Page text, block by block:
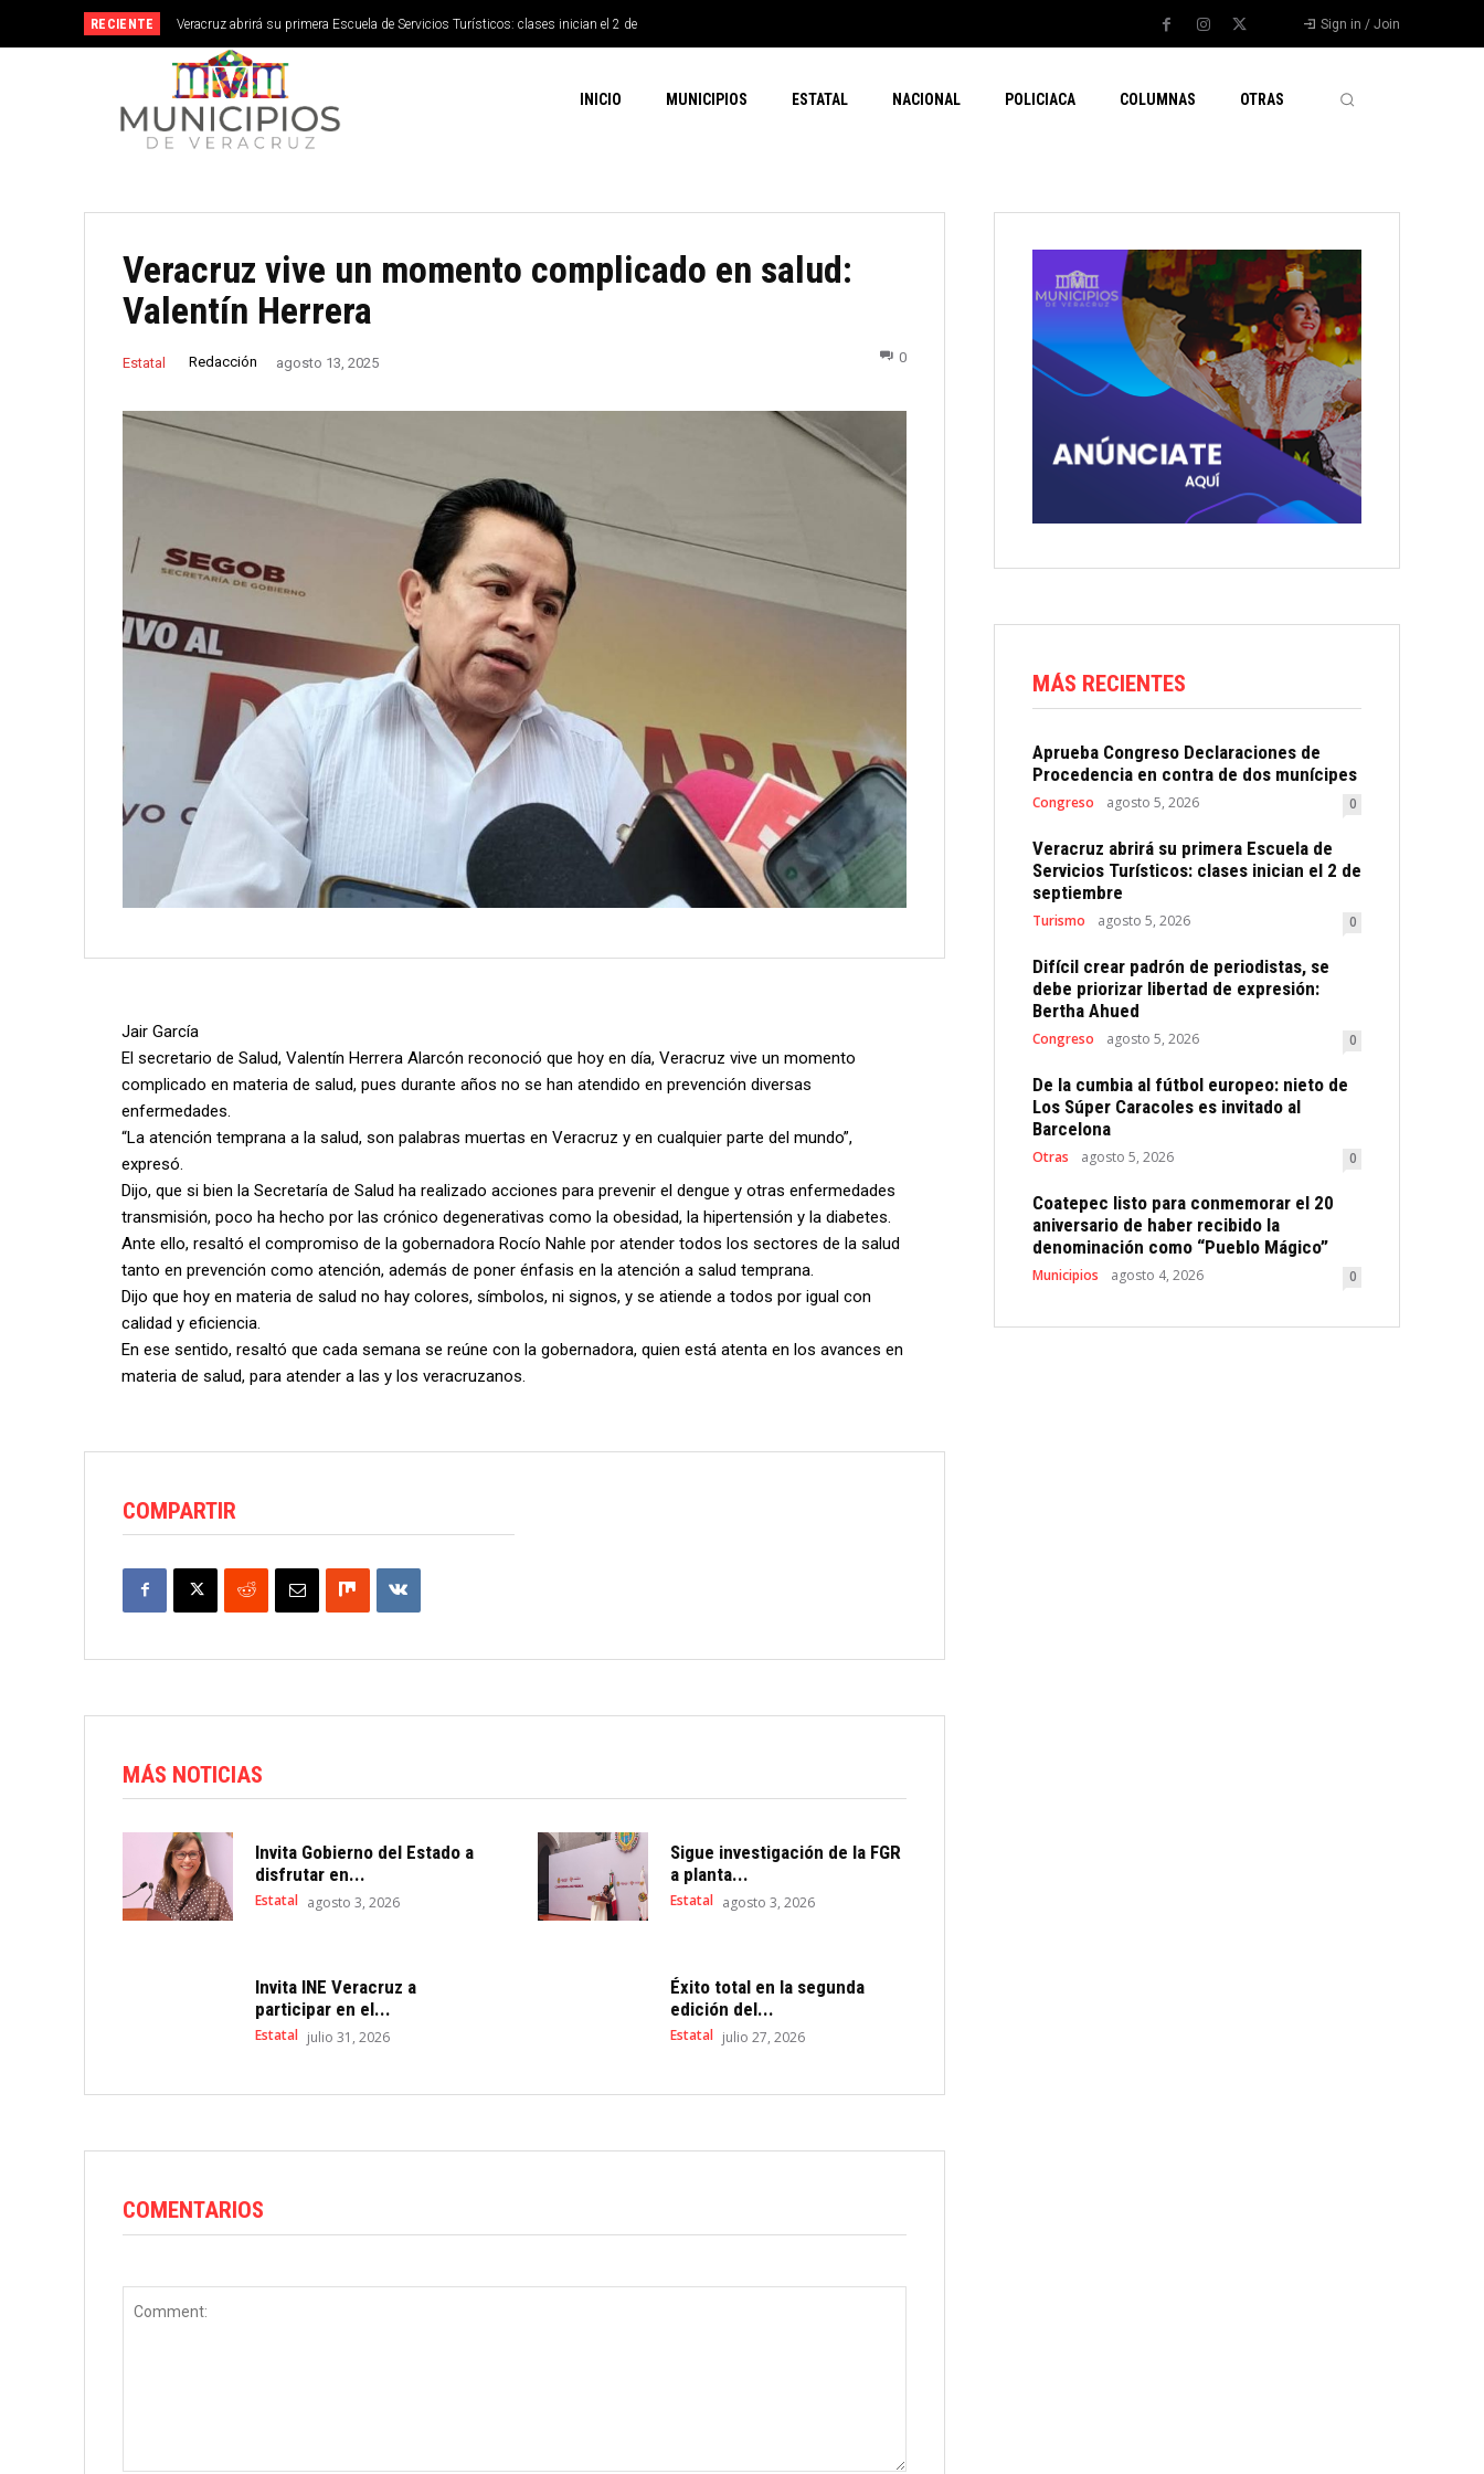
RECIENTE
Veracruz abrirá su primera Escuela de Servicios Turísticos: clases inician el 2 de
septiembre
Sign in / Join
INICIO MUNICIPIOS ESTATAL NACIONAL POLICIACA COLUMNAS OTRAS
Veracruz vive un momento complicado en salud:
Valentín Herrera
Estatal Redacción agosto 13, 2025 0
Jair García
El secretario de Salud, Valentín Herrera Alarcón reconoció que hoy en día, Veracruz vive un momento
complicado en materia de salud, pues durante años no se han atendido en prevención diversas
enfermedades.
“La atención temprana a la salud, son palabras muertas en Veracruz y en cualquier parte del mundo”,
expresó.
Dijo, que si bien la Secretaría de Salud ha realizado acciones para prevenir el dengue y otras enfermedades
transmisión, poco ha hecho por las crónico degenerativas como la obesidad, la hipertensión y la diabetes.
Ante ello, resaltó el compromiso de la gobernadora Rocío Nahle por atender todos los sectores de la salud
tanto en prevención como atención, además de poner énfasis en la atención a salud temprana.
Dijo que hoy en materia de salud no hay colores, símbolos, ni signos, y se atiende a todos por igual con
calidad y eficiencia.
En ese sentido, resaltó que cada semana se reúne con la gobernadora, quien está atenta en los avances en
materia de salud, para atender a las y los veracruzanos.
COMPARTIR
MÁS NOTICIAS
Invita Gobierno del Estado a
disfrutar en...
Estatal agosto 3, 2026
Sigue investigación de la FGR
a planta...
Estatal agosto 3, 2026
Invita INE Veracruz a
participar en el...
Estatal julio 31, 2026
Éxito total en la segunda
edición del...
Estatal julio 27, 2026
COMENTARIOS
MÁS RECIENTES
Aprueba Congreso Declaraciones de
Procedencia en contra de dos munícipes
Congreso agosto 5, 2026 0
Veracruz abrirá su primera Escuela de
Servicios Turísticos: clases inician el 2 de
septiembre
Turismo agosto 5, 2026 0
Difícil crear padrón de periodistas, se
debe priorizar libertad de expresión:
Bertha Ahued
Congreso agosto 5, 2026 0
De la cumbia al fútbol europeo: nieto de
Los Súper Caracoles es invitado al
Barcelona
Otras agosto 5, 2026 0
Coatepec listo para conmemorar el 20
aniversario de haber recibido la
denominación como “Pueblo Mágico”
Municipios agosto 4, 2026 0